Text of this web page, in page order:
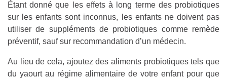
Étant donné que les effets à long terme des probiotiques
sur les enfants sont inconnus, les enfants ne doivent pas
utiliser de suppléments de probiotiques comme remède
préventif, sauf sur recommandation d’un médecin.
Au lieu de cela, ajoutez des aliments probiotiques tels que
du yaourt au régime alimentaire de votre enfant pour que